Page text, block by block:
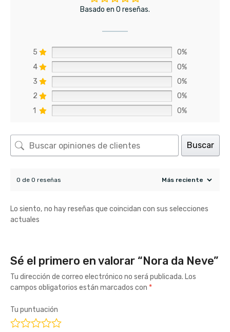
Basado en 0 reseñas.
5
0%
4
0%
3
0%
2
0%
1
0%
Buscar
0 de 0 reseñas
Lo siento, no hay reseñas que coincidan con sus selecciones
actuales
Sé el primero en valorar “Nora da Neve”
Tu dirección de correo electrónico no será publicada. Los
campos obligatorios están marcados con *
Tu puntuación